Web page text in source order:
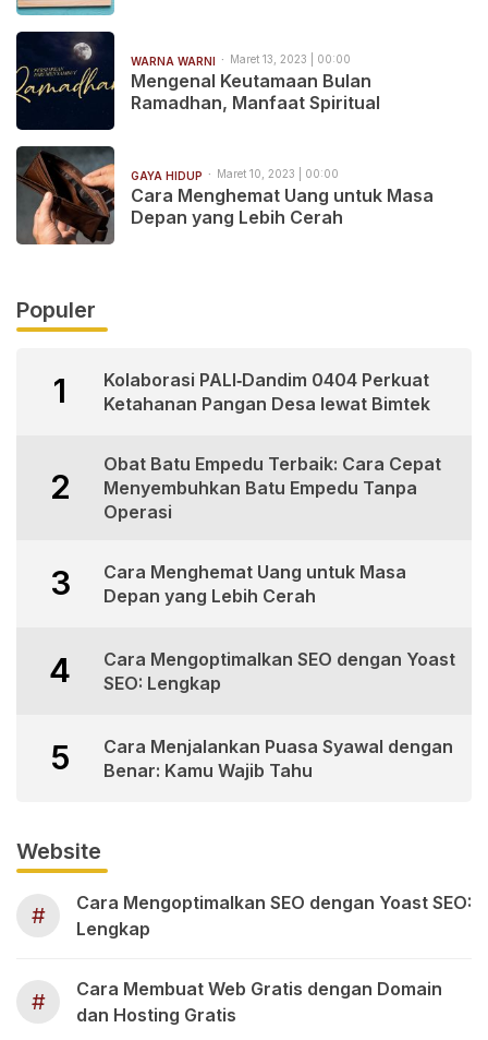
WARNA WARNI Maret 13, 2023 | 00:00
Mengenal Keutamaan Bulan
Ramadhan, Manfaat Spiritual
GAYA HIDUP Maret 10, 2023 | 00:00
Cara Menghemat Uang untuk Masa
Depan yang Lebih Cerah
Populer
1
Kolaborasi PALI‑Dandim 0404 Perkuat
Ketahanan Pangan Desa lewat Bimtek
2
Obat Batu Empedu Terbaik: Cara Cepat
Menyembuhkan Batu Empedu Tanpa
Operasi
3
Cara Menghemat Uang untuk Masa
Depan yang Lebih Cerah
4
Cara Mengoptimalkan SEO dengan Yoast
SEO: Lengkap
5
Cara Menjalankan Puasa Syawal dengan
Benar: Kamu Wajib Tahu
Website
#
Cara Mengoptimalkan SEO dengan Yoast SEO:
Lengkap
#
Cara Membuat Web Gratis dengan Domain
dan Hosting Gratis